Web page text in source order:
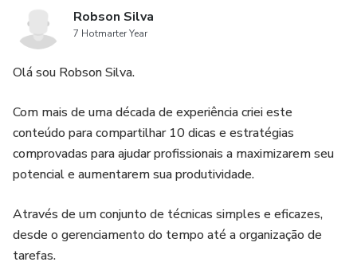
Robson Silva
7 Hotmarter Year
Olá sou Robson Silva.
Com mais de uma década de experiência criei este
conteúdo para compartilhar 10 dicas e estratégias
comprovadas para ajudar profissionais a maximizarem seu
potencial e aumentarem sua produtividade.
Através de um conjunto de técnicas simples e eficazes,
desde o gerenciamento do tempo até a organização de
tarefas.